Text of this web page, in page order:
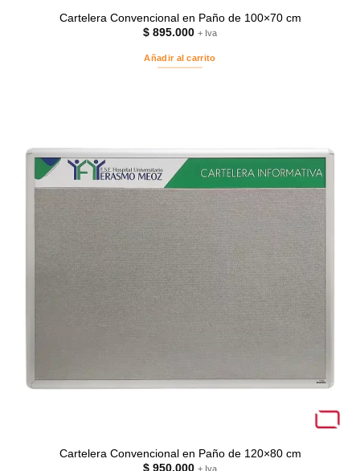
Cartelera Convencional en Paño de 100×70 cm
$ 895.000 + Iva
Añadir al carrito
Cartelera Convencional en Paño de 120×80 cm
$ 950.000 + Iva